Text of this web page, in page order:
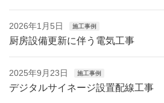
2026年1月5日 施工事例
厨房設備更新に伴う電気工事
2025年9月23日 施工事例
デジタルサイネージ設置配線工事